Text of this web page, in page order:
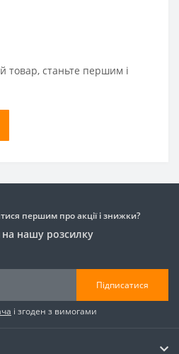
товар, станьте першим і
першим про акції і знижки?
на нашу розсилку
Підписатися
і згоден з вимогами